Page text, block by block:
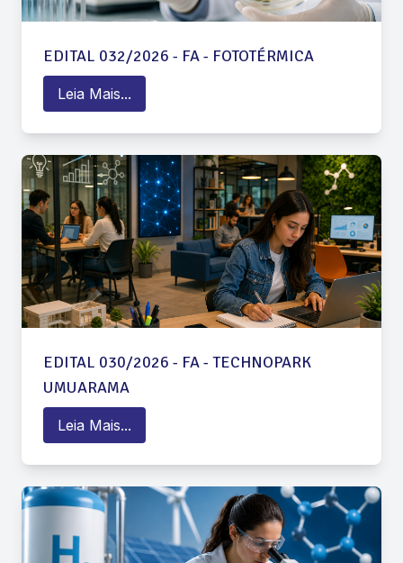
EDITAL 032/2026 - FA - FOTOTÉRMICA
Leia Mais...
EDITAL 030/2026 - FA - TECHNOPARK
UMUARAMA
Leia Mais...